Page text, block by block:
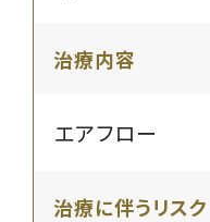
治療内容
エアフロー
治療に伴うリスク